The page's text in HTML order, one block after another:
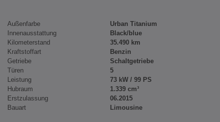
Außenfarbe
Urban Titanium
Innenausstattung
Black/blue
Kilometerstand
35.490 km
Kraftstoffart
Benzin
Getriebe
Schaltgetriebe
Türen
5
Leistung
73 kW / 99 PS
Hubraum
1.339 cm³
Erstzulassung
06.2015
Bauart
Limousine